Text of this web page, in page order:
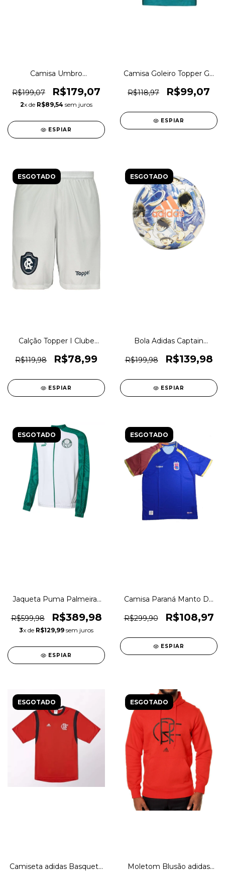
Camisa Umbro
Aquecimento Original
1magnus
R$199,07 R$179,07
2x de R$89,54 sem juros
ESPIAR
Camisa Goleiro Topper Ge
1magnus
R$118,97 R$99,07
ESPIAR
ESGOTADO
Calção Topper I Clube
1magnus
R$119,98 R$78,99
ESPIAR
ESGOTADO
Bola Adidas Captain
Original 1magnus
R$199,98 R$139,98
ESPIAR
ESGOTADO
Jaqueta Puma Palmeiras
1magnus
R$599,98 R$389,98
3x de R$129,99 sem juros
ESPIAR
ESGOTADO
Camisa Paraná Manto De
Original 1magnus
R$299,90 R$108,97
ESPIAR
ESGOTADO
Camiseta adidas Basquete
ESGOTADO
Moletom Blusão adidas